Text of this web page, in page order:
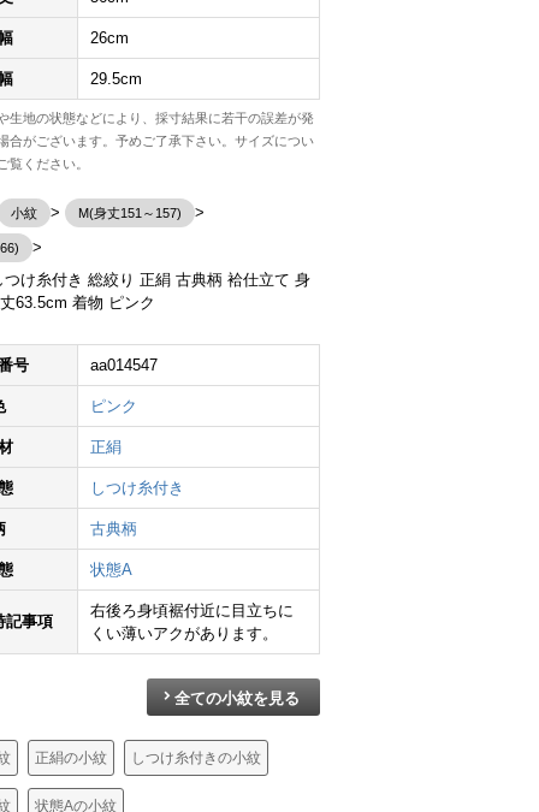
26cm
29.5cm
生地の状態などにより、採寸結果に若干の誤差が発
合がございます。予めご了承下さい。サイズについ
覧ください。
小紋 M(身丈151～157)
つけ糸付き 総絞り 正絹 古典柄 袷仕立て 身
63.5cm 着物 ピンク
号 aa014547
ピンク
正絹
しつけ糸付き
古典柄
状態A
記事項
右後ろ身頃裾付近に目立ちに
くい薄いアクがあります。
全ての小紋を見る
正絹の小紋 しつけ糸付きの小紋
状態Aの小紋
小紋 絞り 正絹 花柄 袷仕立て 身丈153cm 裄丈63.5cm 小豆・エンジ 小紋 総絞り 正絹 流水・波柄 袷仕立て 身丈155.5cm 裄丈63cm 小紋着物 絞り 橙
5,690